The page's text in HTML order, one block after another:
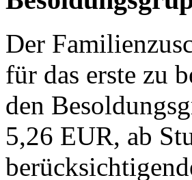
Der
für das erste zu
den
5,26 EUR, ab